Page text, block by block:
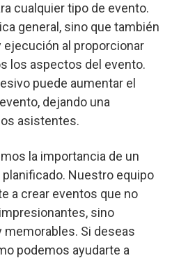
cualquier tipo de evento.
general, sino que también
al proporcionar
los aspectos del evento.
puede aumentar el
dejando una
asistentes.
la importancia de un
Nuestro equipo
a crear eventos que no
sino
Si deseas
podemos ayudarte a